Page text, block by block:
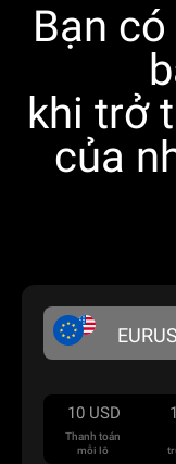
Bạn
khi trở
của
Thanh toán
mỗi lô
10 USD